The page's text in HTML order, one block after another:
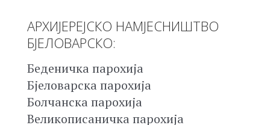
АРХИЈЕРЕЈСКО НАМЈЕСНИШТВО
БЈЕЛОВАРСКО:
Беденичка парохија
Бјеловарска парохија
Болчанска парохија
Великописаничка парохија